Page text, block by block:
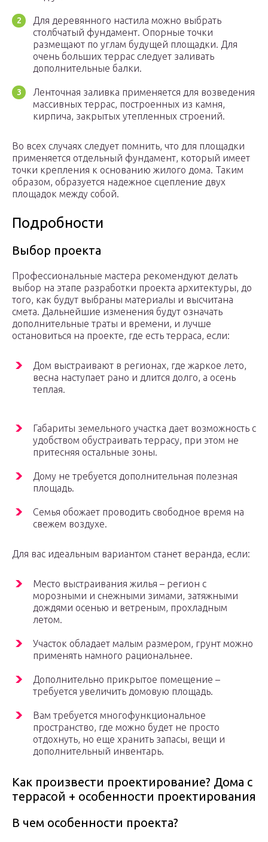
Для деревянного настила можно выбрать
столбчатый фундамент. Опорные точки
размещают по углам будущей площадки. Для
очень больших террас следует заливать
дополнительные балки.
Ленточная заливка применяется для возведения
массивных террас, построенных из камня,
кирпича, закрытых утепленных строений.
Во всех случаях следует помнить, что для площадки
применяется отдельный фундамент, который имеет
точки крепления к основанию жилого дома. Таким
образом, образуется надежное сцепление двух
площадок между собой.
Подробности
Выбор проекта
Профессиональные мастера рекомендуют делать
выбор на этапе разработки проекта архитектуры, до
того, как будут выбраны материалы и высчитана
смета. Дальнейшие изменения будут означать
дополнительные траты и времени, и лучше
остановиться на проекте, где есть терраса, если:
Дом выстраивают в регионах, где жаркое лето,
весна наступает рано и длится долго, а осень
теплая.
Габариты земельного участка дает возможность с
удобством обустраивать террасу, при этом не
притесняя остальные зоны.
Дому не требуется дополнительная полезная
площадь.
Семья обожает проводить свободное время на
свежем воздухе.
Для вас идеальным вариантом станет веранда, если:
Место выстраивания жилья – регион с
морозными и снежными зимами, затяжными
дождями осенью и ветреным, прохладным
летом.
Участок обладает малым размером, грунт можно
применять намного рациональнее.
Дополнительно прикрытое помещение –
требуется увеличить домовую площадь.
Вам требуется многофункциональное
пространство, где можно будет не просто
отдохнуть, но еще хранить запасы, вещи и
дополнительный инвентарь.
Как произвести проектирование? Дома с
террасой + особенности проектирования
В чем особенности проекта?